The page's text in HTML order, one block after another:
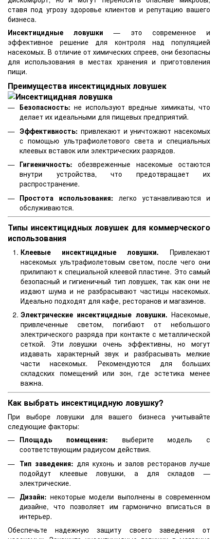
ставя под угрозу здоровье клиентов и репутацию вашего
бизнеса.
Инсектицидные ловушки — это современное и
эффективное решение для контроля над популяцией
насекомых. В отличие от химических спреев, они безопасны
для использования в местах хранения и приготовления
пищи.
Преимущества инсектицидных ловушек
Безопасность: не используют вредные химикаты, что
делает их идеальными для пищевых предприятий.
Эффективность: привлекают и уничтожают насекомых
с помощью ультрафиолетового света и специальных
клеевых вставок или электрических разрядов.
Гигиеничность: обезвреженные насекомые остаются
внутри устройства, что предотвращает их
распространение.
Простота использования: легко устанавливаются и
обслуживаются.
Типы инсектицидных ловушек для коммерческого
использования
Клеевые инсектицидные ловушки. Привлекают
насекомых ультрафиолетовым светом, после чего они
прилипают к специальной клеевой пластине. Это самый
безопасный и гигиеничный тип ловушек, так как они не
издают шума и не разбрасывают частицы насекомых.
Идеально подходят для кафе, ресторанов и магазинов.
Электрические инсектицидные ловушки. Насекомые,
привлеченные светом, погибают от небольшого
электрического разряда при контакте с металлической
сеткой. Эти ловушки очень эффективны, но могут
издавать характерный звук и разбрасывать мелкие
части насекомых. Рекомендуются для больших
складских помещений или зон, где эстетика менее
важна.
Как выбрать инсектицидную ловушку?
При выборе ловушки для вашего бизнеса учитывайте
следующие факторы:
Площадь помещения: выберите модель с
соответствующим радиусом действия.
Тип заведения: для кухонь и залов ресторанов лучше
подойдут клеевые ловушки, а для складов —
электрические.
Дизайн: некоторые модели выполнены в современном
дизайне, что позволяет им гармонично вписаться в
интерьер.
Обеспечьте надежную защиту своего заведения от